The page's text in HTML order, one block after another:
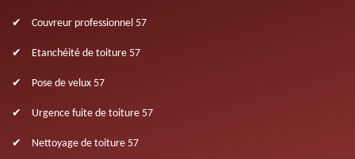
Couvreur professionnel 57
Etanchéité de toiture 57
Pose de velux 57
Urgence fuite de toiture 57
Nettoyage de toiture 57